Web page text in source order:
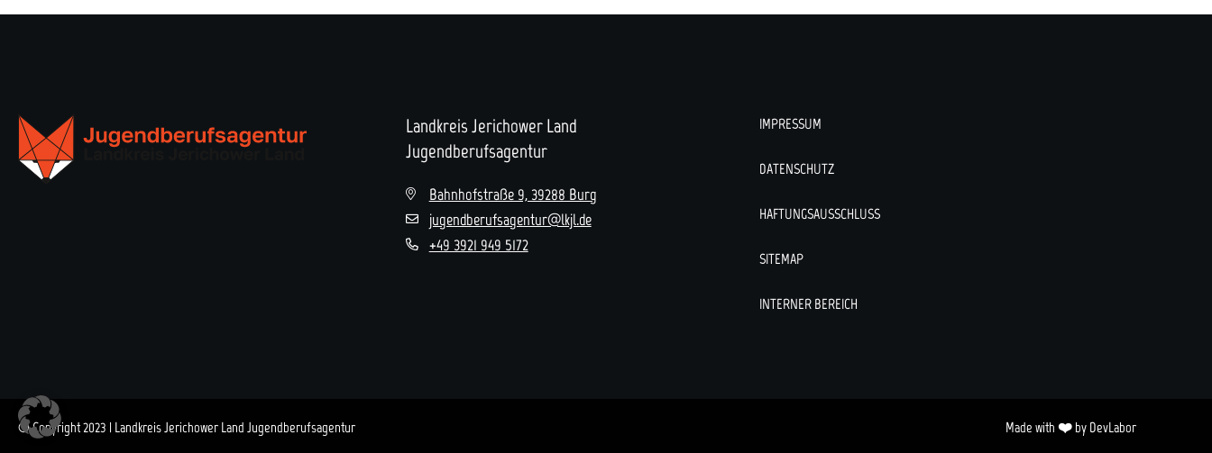
Landkreis Jerichower Land
Jugendberufsagentur
Bahnhofstraße 9, 39288 Burg
jugendberufsagentur@lkjl.de
+49 3921 949 5172
IMPRESSUM
DATENSCHUTZ
HAFTUNGSAUSSCHLUSS
SITEMAP
INTERNER BEREICH
© Copyright 2023 | Landkreis Jerichower Land Jugendberufsagentur Made with ❤️ by DevLabor